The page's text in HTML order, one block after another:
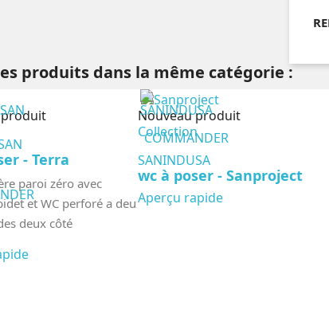
produits dans la même catégorie :
- Terra
paroi zéro avec
et WC perforé a deux
deux côté
Nouveau produit
Collection
SANINDUSA
wc à poser - Sanproject
COMMANDER
Aperçu rapide